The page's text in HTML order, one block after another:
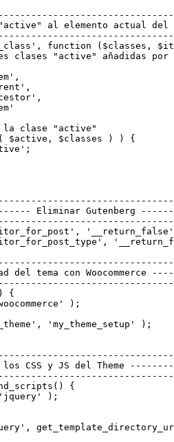
al elemento actual del
function ($classes,
clases "active" añadidas por
clase "active"
$active, $classes ) ) {
Eliminar Gutenberg
tema con Woocommerce
{
);
'my_theme_setup' );
CSS y JS del Theme
{
);